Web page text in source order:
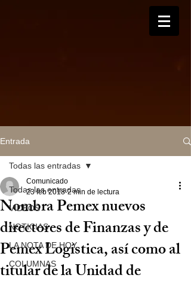
Entrada
Todas las entradas
VIDEOS
NOTICIAS
LA NOTA DE HOY
COLUMNAS
Todas las entradas
Nombra Pemex nuevos
directores de Finanzas y de
Pemex Logística, así como al
titular de la Unidad de
Comunicado
23 feb 2018 2 min de lectura